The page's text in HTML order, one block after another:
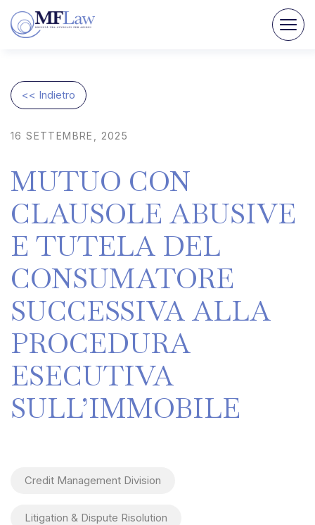
<< Indietro
16 SETTEMBRE, 2025
MUTUO CON
CLAUSOLE ABUSIVE
E TUTELA DEL
CONSUMATORE
SUCCESSIVAALLA
PROCEDURA
ESECUTIVA
SULL’IMMOBILE
Credit Management Division
Litigation & Dispute Risolution